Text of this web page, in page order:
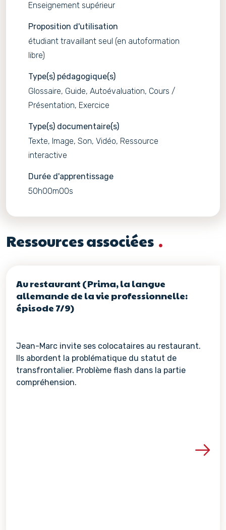
Enseignement supérieur
Proposition d'utilisation
étudiant travaillant seul (en autoformation
libre)
Type(s) pédagogique(s)
Glossaire, Guide, Autoévaluation, Cours /
Présentation, Exercice
Type(s) documentaire(s)
Texte, Image, Son, Vidéo, Ressource
interactive
Durée d'apprentissage
50h00m00s
Ressources associées
Au restaurant (Prima, la langue
allemande de la vie professionnelle:
épisode 7/9)
Jean-Marc invite ses colocataires au restaurant.
Ils abordent la problématique du statut de
transfrontalier. Problème flash dans la partie
compréhension.
Voir les détails de la